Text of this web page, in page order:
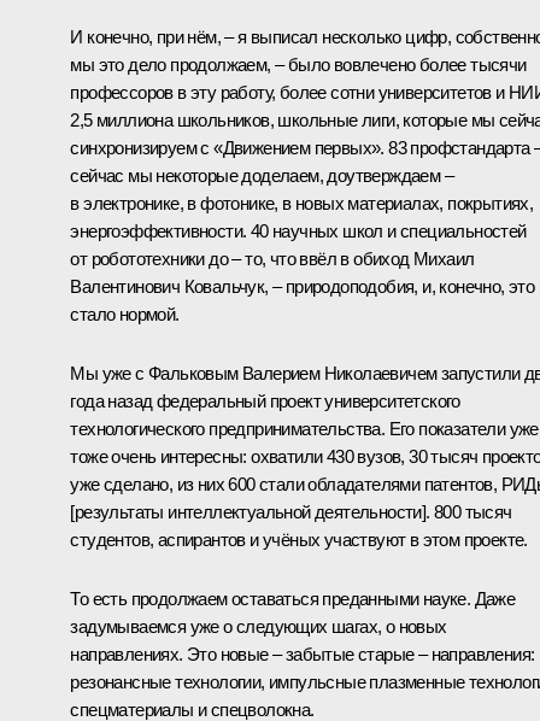
И конечно, при нём, – я выписал несколько цифр,
мы это дело продолжаем, – было вовлечено более тысячи
профессоров в эту работу, более сотни университетов и
2,5 миллиона школьников, школьные лиги, которые мы
синхронизируем с «Движением первых». 83 профстандарта
сейчас мы некоторые доделаем, доутверждаем –
в электронике, в фотонике, в новых материалах, покрытиях,
энергоэффективности. 40 научных школ и специальностей
от робототехники до – то, что ввёл в обиход Михаил
Валентинович Ковальчук, – природоподобия, и, конечно, это
стало нормой.
Мы уже с Фальковым Валерием Николаевичем запустили
года назад федеральный проект университетского
технологического предпринимательства. Его показатели уже
тоже очень интересны: охватили 430 вузов, 30 тысяч
уже сделано, из них 600 стали обладателями патентов,
[результаты интеллектуальной деятельности]. 800 тысяч
студентов, аспирантов и учёных участвуют в этом проекте.
То есть продолжаем оставаться преданными науке. Даже
задумываемся уже о следующих шагах, о новых
направлениях. Это новые – забытые старые – направления:
резонансные технологии, импульсные плазменные
спецматериалы и спецволокна.